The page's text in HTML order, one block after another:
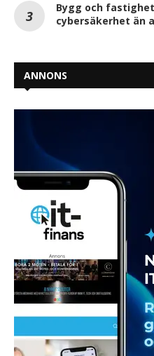
Bygg och
cybersäkerhet än
ANNONS